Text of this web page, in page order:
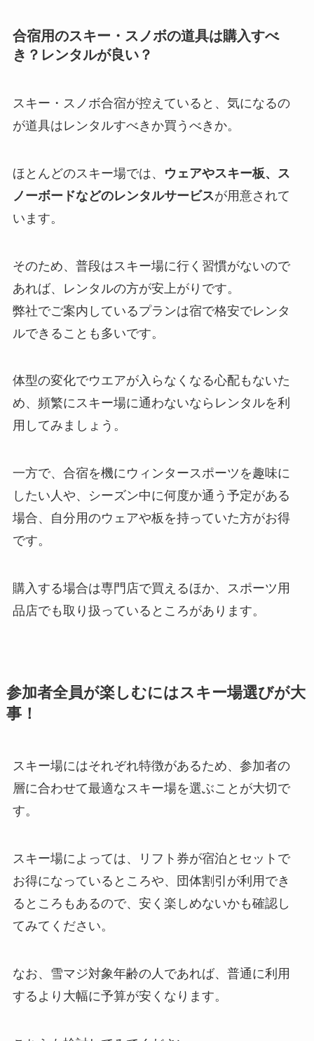
合宿用のスキー・スノボの道具は購入すべ
き？レンタルが良い？
スキー・スノボ合宿が控えていると、気になるの
が道具はレンタルすべきか買うべきか。
ほとんどのスキー場では、
ウェアやスキー板、ス
ノーボードなどのレンタルサービスが用意されて
います。
そのため、普段はスキー場に行く習慣がないので
あれば、レンタルの方が安上がりです。
弊社でご案内しているプランは宿で格安でレンタ
ルできることも多いです。
体型の変化でウエアが入らなくなる心配もないた
め、頻繁にスキー場に通わないならレンタルを利
用してみましょう。
一方で、合宿を機にウィンタースポーツを趣味に
したい人や、シーズン中に何度か通う予定がある
場合、自分用のウェアや板を持っていた方がお得
です。
購入する場合は専門店で買えるほか、スポーツ用
品店でも取り扱っているところがあります。
参加者全員が楽しむにはスキー場選びが大
事！
スキー場にはそれぞれ特徴があるため、参加者の
層に合わせて最適なスキー場を選ぶことが大切で
す。
スキー場によっては、リフト券が宿泊とセットで
お得になっているところや、団体割引が利用でき
るところもあるので、安く楽しめないかも確認し
てみてください。
なお、雪マジ対象年齢の人であれば、普通に利用
するより大幅に予算が安くなります。